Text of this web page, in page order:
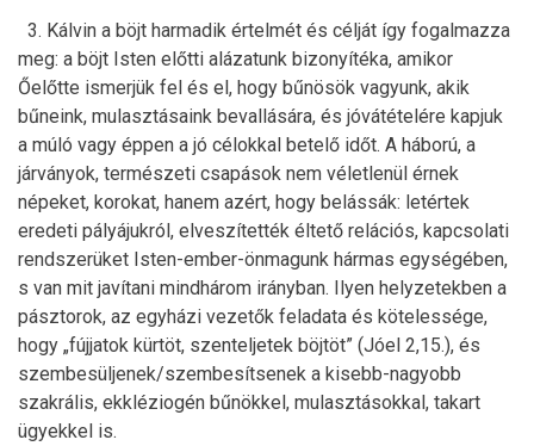
3. Kálvin a böjt harmadik értelmét és célját így fogalmazza
meg: a böjt Isten előtti alázatunk bizonyítéka, amikor
Őelőtte ismerjük fel és el, hogy bűnösök vagyunk, akik
bűneink, mulasztásaink bevallására, és jóvátételére kapjuk
a múló vagy éppen a jó célokkal betelő időt. A háború, a
járványok, természeti csapások nem véletlenül érnek
népeket, korokat, hanem azért, hogy belássák: letértek
eredeti pályájukról, elveszítették éltető relációs, kapcsolati
rendszerüket Isten-ember-önmagunk hármas egységében,
s van mit javítani mindhárom irányban. Ilyen helyzetekben a
pásztorok, az egyházi vezetők feladata és kötelessége,
hogy „fújjatok kürtöt, szenteljetek böjtöt” (Jóel 2,15.), és
szembesüljenek/szembesítsenek a kisebb-nagyobb
szakrális, ekkléziogén bűnökkel, mulasztásokkal, takart
ügyekkel is.